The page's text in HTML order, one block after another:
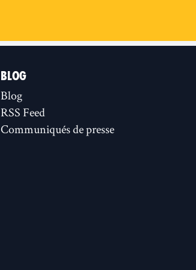
BLOG
Blog
RSS Feed
Communiqués de presse